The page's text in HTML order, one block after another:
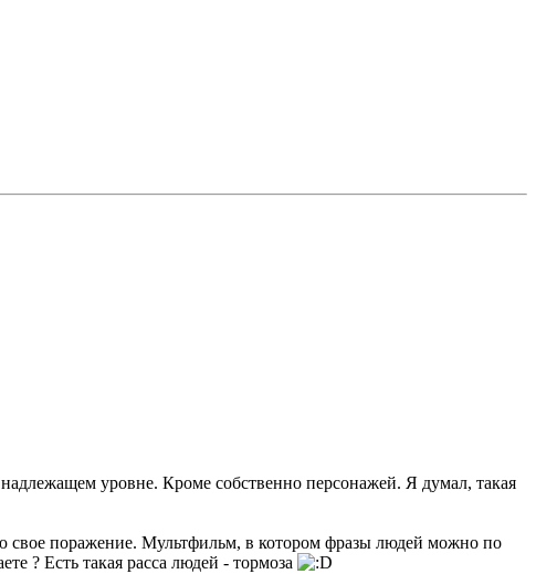
уровне. Кроме собственно персонажей. Я думал, такая
свое поражение. Мультфильм, в котором фразы людей можно по
? Есть такая расса людей - тормоза